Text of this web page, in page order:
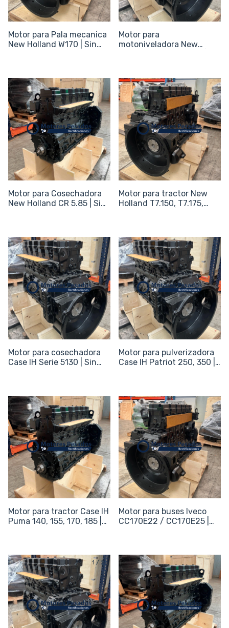
Motor para Pala mecanica
New Holland W170 | Sin
Motor para
motoniveladora New
Motor para Cosechadora
New Holland CR 5.85 | Sin
Motor para tractor New
Holland T7.150, T7.175,
Motor para cosechadora
Case IH Serie 5130 | Sin
Motor para pulverizadora
Case IH Patriot 250, 350 |
Motor para tractor Case IH
Puma 140, 155, 170, 185 |
Motor para buses Iveco
CC170E22 / CC170E25 |
1 / 2